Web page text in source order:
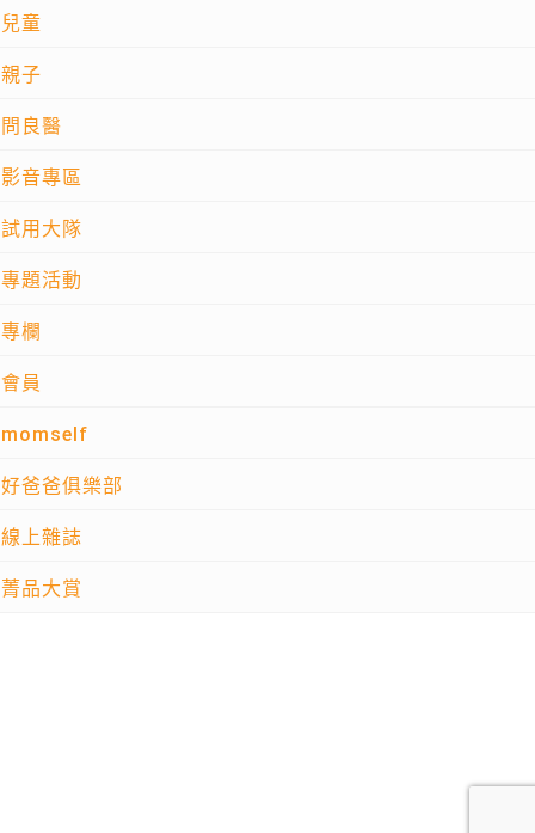
兒童
親子
問良醫
影音專區
試用大隊
專題活動
專欄
會員
momself
好爸爸俱樂部
線上雜誌
菁品大賞